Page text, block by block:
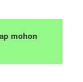
mohon